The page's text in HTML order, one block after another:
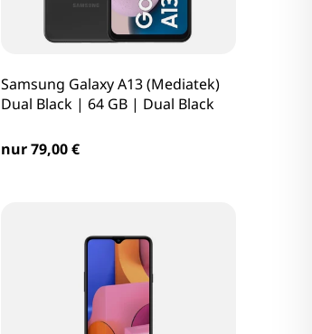
Samsung Galaxy A13 (Mediatek)
Dual Black | 64 GB | Dual Black
nur 79,00 €